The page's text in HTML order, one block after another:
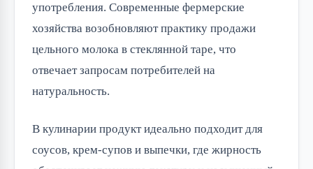
употребления. Современные фермерские
хозяйства возобновляют практику продажи
цельного молока в стеклянной таре, что
отвечает запросам потребителей на
натуральность.
В кулинарии продукт идеально подходит для
соусов, крем-супов и выпечки, где жирность